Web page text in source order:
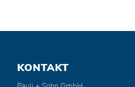
KONTAKT